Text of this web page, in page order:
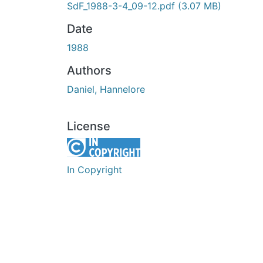
SdF_1988-3-4_09-12.pdf (3.07 MB)
Date
1988
Authors
Daniel, Hannelore
License
In Copyright